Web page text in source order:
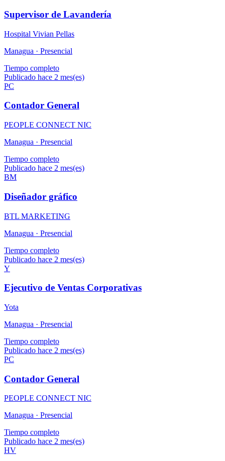
Supervisor de Lavandería
Hospital Vivian Pellas
Managua · Presencial
Tiempo completo
Publicado hace 2 mes(es)
PC
Contador General
PEOPLE CONNECT NIC
Managua · Presencial
Tiempo completo
Publicado hace 2 mes(es)
BM
Diseñador gráfico
BTL MARKETING
Managua · Presencial
Tiempo completo
Publicado hace 2 mes(es)
Y
Ejecutivo de Ventas Corporativas
Yota
Managua · Presencial
Tiempo completo
Publicado hace 2 mes(es)
PC
Contador General
PEOPLE CONNECT NIC
Managua · Presencial
Tiempo completo
Publicado hace 2 mes(es)
HV